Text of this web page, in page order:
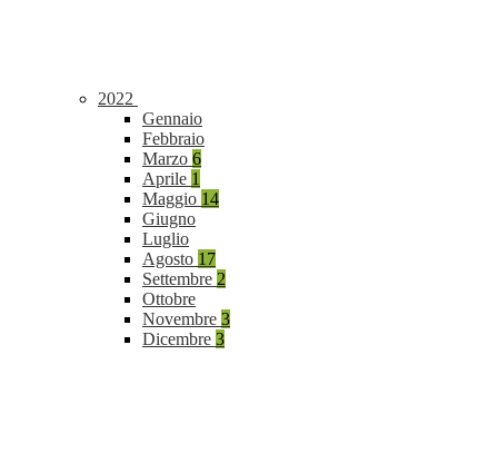
2022
Gennaio
Febbraio
Marzo 6
Aprile 1
Maggio 14
Giugno
Luglio
Agosto 17
Settembre 2
Ottobre
Novembre 3
Dicembre 3